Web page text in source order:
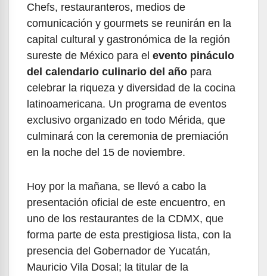
Chefs, restauranteros, medios de
comunicación y gourmets se reunirán en la
capital cultural y gastronómica de la región
sureste de México para el evento pináculo
del calendario culinario del año para
celebrar la riqueza y diversidad de la cocina
latinoamericana. Un programa de eventos
exclusivo organizado en todo Mérida, que
culminará con la ceremonia de premiación
en la noche del 15 de noviembre.
Hoy por la mañana, se llevó a cabo la
presentación oficial de este encuentro, en
uno de los restaurantes de la CDMX, que
forma parte de esta prestigiosa lista, con la
presencia del Gobernador de Yucatán,
Mauricio Vila Dosal; la titular de la